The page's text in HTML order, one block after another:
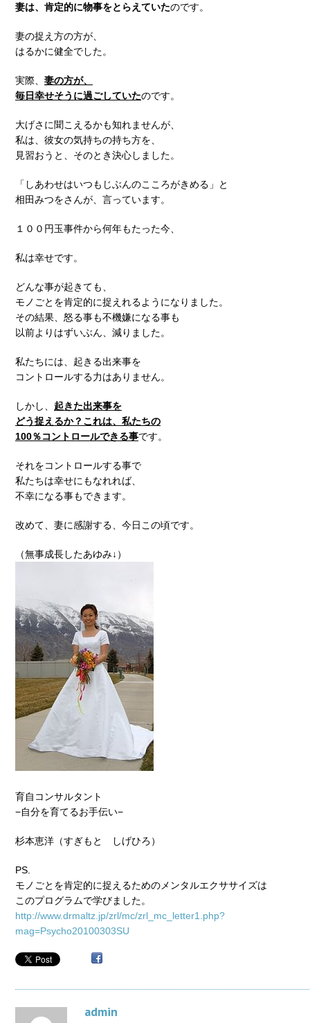
妻は、肯定的に物事をとらえていたのです。
妻の捉え方の方が、
はるかに健全でした。
実際、 妻の方が、
毎日幸せそうに過ごしていたのです。
大げさに聞こえるかも知れませんが、
私は、彼女の気持ちの持ち方を、
見習おうと、そのとき決心しました。
「しあわせはいつもじぶんのこころがきめる」
と
相田みつをさんが、言っています。
１００円玉事件から何年もたった今、
私は幸せです。
どんな事が起きても、
モノごとを肯定的に捉えれるようになりました。
その結果、怒る事も不機嫌になる事も
以前よりはずいぶん、減りました。
私たちには、起きる出来事を
コントロールする力はありません。
しかし、 起きた出来事を
どう捉えるか？これは、私たちの
100％コントロールできる事です。
それをコントロールする事で
私たちは幸せにもなれれば、
不幸になる事もできます。
改めて、妻に感謝する、今日この頃です。
（無事成長したあゆみ↓）
育自コンサルタント
−自分を育てるお手伝い−
杉本恵洋（すぎもと しげひろ）
PS.
モノごとを肯定的に捉えるためのメンタルエクササイズは
このプログラムで学びました。
http://www.drmaltz.jp/zrl/mc/zrl_mc_letter1.php?
mag=Psycho20100303SU
admin